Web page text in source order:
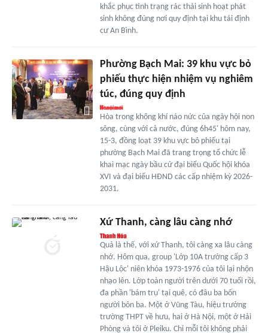
khắc phục tình trạng rác thải sinh hoạt phát
sinh không đúng nơi quy định tại khu tái định
cư An Bình.
Phường Bạch Mai: 39 khu vực bỏ
phiếu thực hiện nhiệm vụ nghiêm
túc, đúng quy định
Hòa trong không khí náo nức của ngày hội non
sông, cùng với cả nước, đúng 6h45' hôm nay,
15-3, đồng loạt 39 khu vực bỏ phiếu tại
phường Bạch Mai đã trang trọng tổ chức lễ
khai mạc ngày bầu cử đại biểu Quốc hội khóa
XVI và đại biểu HĐND các cấp nhiệm kỳ 2026-
2031.
Xứ Thanh, càng lâu càng nhớ
Quả là thế, với xứ Thanh, tôi càng xa lâu càng
nhớ. Hôm qua, group 'Lớp 10A trường cấp 3
Hậu Lộc' niên khóa 1973-1976 của tôi lại nhộn
nhạo lên. Lớp toàn người trên dưới 70 tuổi rồi,
đa phần 'bám trụ' tại quê, có đâu ba bốn
người bôn ba. Một ở Vũng Tàu, hiệu trưởng
trường THPT về hưu, hai ở Hà Nội, một ở Hải
Phòng và tôi ở Pleiku. Chỉ mỗi tôi không phải